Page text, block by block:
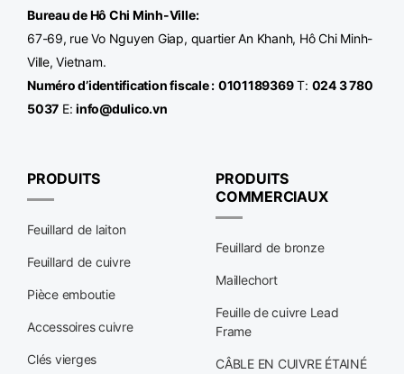
Bureau de Hô Chi Minh-Ville:
67-69, rue Vo Nguyen Giap, quartier An Khanh, Hô Chi Minh-
Ville, Vietnam.
Numéro d’identification fiscale : 0101189369T: 024 3 780
5037 E:info@dulico.vn
PRODUITS
Feuillard de laiton
Feuillard de cuivre
Pièce emboutie
Accessoires cuivre
Clés vierges
PRODUITS
COMMERCIAUX
Feuillard de bronze
Maillechort
Feuille de cuivre Lead
Frame
CÂBLE EN CUIVRE ÉTAINÉ